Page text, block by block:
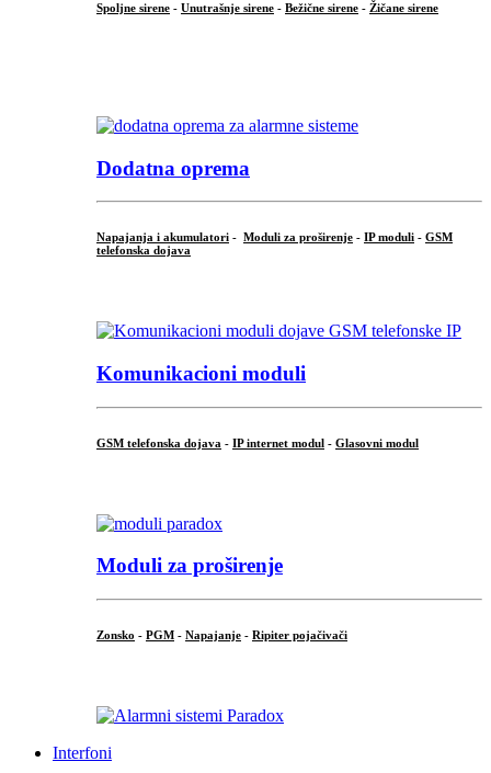
Spoljne sirene - Unutrašnje sirene - Bežične sirene - Žičane sirene
Dodatna oprema
Napajanja i akumulatori - Moduli za proširenje - IP moduli - GSM
telefonska dojava
Komunikacioni moduli
GSM telefonska dojava - IP internet modul - Glasovni modul
Moduli za proširenje
Zonsko - PGM - Napajanje - Ripiter pojačivači
Interfoni